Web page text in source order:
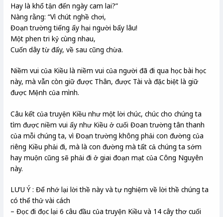
Hay là khổ tận đến ngày cam lai?”
Nàng rằng: “Vì chút nghề chơi,
Đoạn trường tiếng ấy hại người bấy lâu!
Một phen tri kỷ cùng nhau,
Cuốn dây từ đấy, về sau cũng chừa.
Niềm vui của Kiều là niềm vui của người đã đi qua học bài học
này, mà vẫn còn giữ được Thân, được Tài và đặc biệt là giữ
được Mệnh của mình.
Câu kết của truyện Kiều như một lời chúc, chúc cho chúng ta
tìm được niềm vui ấy như Kiều ở cuối Đoan trường tân thanh
của mỗi chúng ta, vì Đoạn trường không phải con đường của
riêng Kiều phải đi, mà là con đường mà tất cả chúng ta sớm
hay muộn cũng sẽ phải đi ở giai đoạn mạt của Công Nguyên
này.
LƯU Ý : Để nhớ lại lời thề này và tự nghiệm về lời thề chúng ta
có thể thử vài cách
– Đọc đi đọc lại 6 câu đầu của truyện Kiều và 14 cây thơ cuối